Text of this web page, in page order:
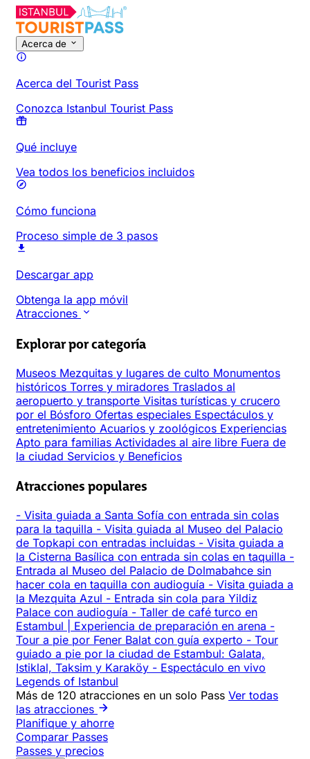
Acerca de
Acerca del Tourist Pass
Conozca Istanbul Tourist Pass
Qué incluye
Vea todos los beneficios incluidos
Cómo funciona
Proceso simple de 3 pasos
Descargar app
Obtenga la app móvil
Atracciones
Explorar por categoría
Museos Mezquitas y lugares de culto Monumentos
históricos Torres y miradores Traslados al
aeropuerto y transporte Visitas turísticas y crucero
por el Bósforo Ofertas especiales Espectáculos y
entretenimiento Acuarios y zoológicos Experiencias
Apto para familias Actividades al aire libre Fuera de
la ciudad Servicios y Beneficios
Atracciones populares
- Visita guiada a Santa Sofía con entrada sin colas
para la taquilla - Visita guiada al Museo del Palacio
de Topkapi con entradas incluidas - Visita guiada a
la Cisterna Basílica con entrada sin colas en taquilla -
Entrada al Museo del Palacio de Dolmabahce sin
hacer cola en taquilla con audioguía - Visita guiada a
la Mezquita Azul - Entrada sin cola para Yildiz
Palace con audioguía - Taller de café turco en
Estambul | Experiencia de preparación en arena -
Tour a pie por Fener Balat con guía experto - Tour
guiado a pie por la ciudad de Estambul: Galata,
Istiklal, Taksim y Karaköy - Espectáculo en vivo
Legends of Istanbul
Más de 120 atracciones en un solo Pass Ver todas
las atracciones
Planifique y ahorre
Comparar Passes
Passes y precios